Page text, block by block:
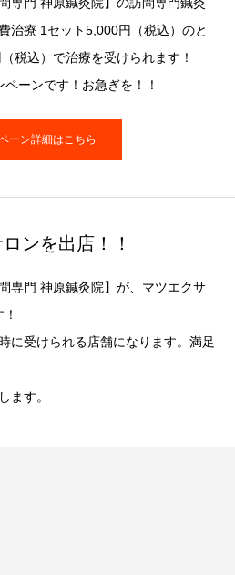
治療 1セット5,000円（税込）のと
税込）で治療を受けられます！
ーンです！お急ぎを！！
ーン詳細はこちら
ンを出店！！
専門 神原鍼灸院】が、マツエクサ
に受けられる店舗になります。満足
ます。